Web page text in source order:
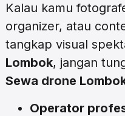
Kalau kamu
organizer, atau
tangkap visual
Lombok, jangan
Sewa drone
Operator